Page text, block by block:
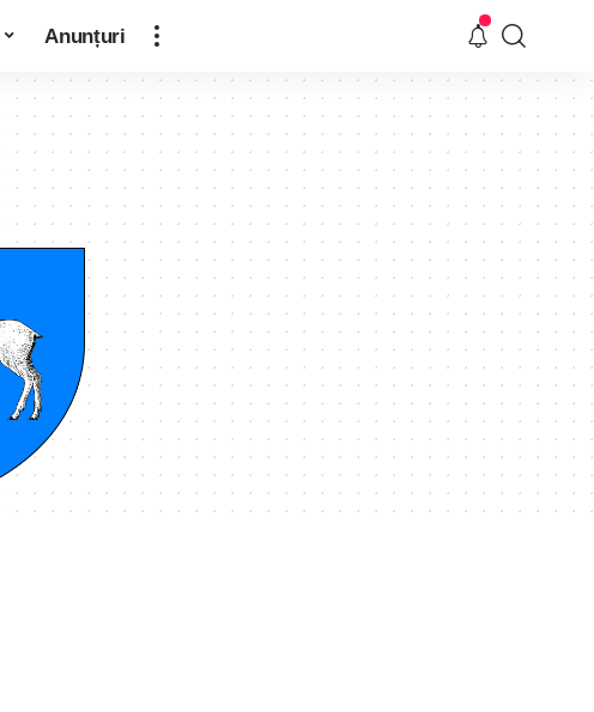
Anunțuri